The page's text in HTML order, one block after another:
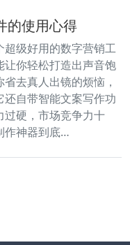
的使用心得
级好用的数字营销工
你轻松打造出声音饱
去真人出镜的烦恼，
自带智能文案写作功
过硬，市场竞争力十
作神器到底…